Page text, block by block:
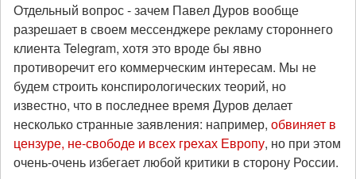
Отдельный вопрос - зачем Павел Дуров вообще
разрешает в своем мессенджере рекламу стороннего
клиента Telegram, хотя это вроде бы явно
противоречит его коммерческим интересам. Мы не
будем строить конспирологических теорий, но
известно, что в последнее время Дуров делает
несколько странные заявления: например, обвиняет в
цензуре, не-свободе и всех грехах Европу, но при этом
очень-очень избегает любой критики в сторону России.